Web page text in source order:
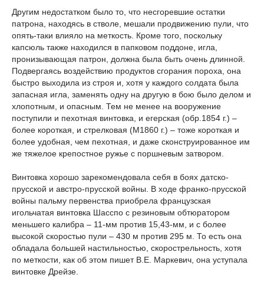
Другим недостатком было то, что несгоревшие остатки
патрона, находясь в стволе, мешали продвижению пули, что
опять-таки влияло на меткость. Кроме того, поскольку
капсюль также находился в папковом поддоне, игла,
пронизывающая патрон, должна была быть очень длинной.
Подвергаясь воздействию продуктов сгорания пороха, она
быстро выходила из строя и, хотя у каждого солдата была
запасная игла, заменять одну на другую в бою было делом и
хлопотным, и опасным. Тем не менее на вооружение
поступили и пехотная винтовка, и егерская (обр.1854 г.) –
более короткая, и стрелковая (М1860 г.) – тоже короткая и
более удобная, чем пехотная, и даже сконструированное им
же тяжелое крепостное ружье с поршневым затвором.
Винтовка хорошо зарекомендовала себя в боях датско-
прусской и австро-прусской войны. В ходе франко-прусской
войны пальму первенства приобрела французская
игольчатая винтовка Шасспо с резиновым обтюратором
меньшего калибра – 11-мм против 15,43-мм, и с более
высокой скоростью пули – 430 м против 295 м. То есть она
обладала большей настильностью, скорострельность, хотя
по меткости, как об этом пишет В.Е. Маркевич, она уступала
винтовке Дрейзе.